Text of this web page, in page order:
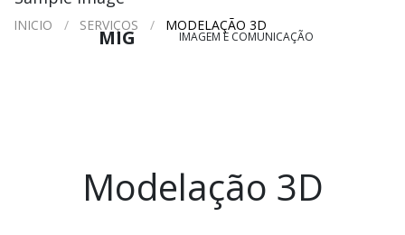
MIG IMAGEM E COMUNICAÇÃO
INICIO / SERVIÇOS / MODELAÇÃO 3D
Modelação 3D